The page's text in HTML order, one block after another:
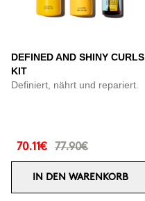
DEFINED AND SHINY CURLS
KIT
Definiert, nährt und repariert.
70.11€ 77.90€
IN DEN WARENKORB